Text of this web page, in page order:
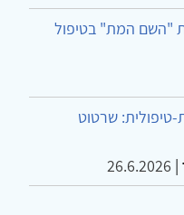
"השם המת" בטיפול
טיפולית: שרטוט
|
26.6.2026